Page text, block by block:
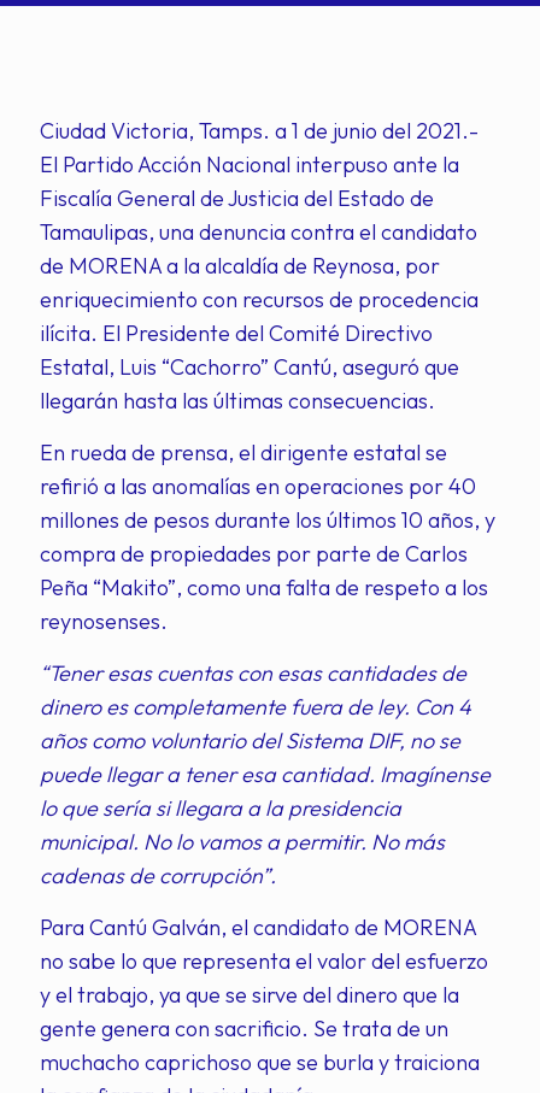
Ciudad Victoria, Tamps. a 1 de junio del 2021.-
El Partido Acción Nacional interpuso ante la
Fiscalía General de Justicia del Estado de
Tamaulipas, una denuncia contra el candidato
de MORENA a la alcaldía de Reynosa, por
enriquecimiento con recursos de procedencia
ilícita. El Presidente del Comité Directivo
Estatal, Luis “Cachorro” Cantú, aseguró que
llegarán hasta las últimas consecuencias.
En rueda de prensa, el dirigente estatal se
refirió a las anomalías en operaciones por 40
millones de pesos durante los últimos 10 años, y
compra de propiedades por parte de Carlos
Peña “Makito”, como una falta de respeto a los
reynosenses.
“Tener esas cuentas con esas cantidades de
dinero es completamente fuera de ley. Con 4
años como voluntario del Sistema DIF, no se
puede llegar a tener esa cantidad. Imagínense
lo que sería si llegara a la presidencia
municipal. No lo vamos a permitir. No más
cadenas de corrupción”.
Para Cantú Galván, el candidato de MORENA
no sabe lo que representa el valor del esfuerzo
y el trabajo, ya que se sirve del dinero que la
gente genera con sacrificio. Se trata de un
muchacho caprichoso que se burla y traiciona